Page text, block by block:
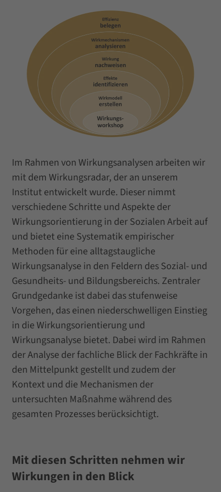
Im Rahmen von Wirkungsanalysen arbeiten wir
mit dem Wirkungsradar, der an unserem
Institut entwickelt wurde. Dieser nimmt
verschiedene Schritte und Aspekte der
Wirkungsorientierung in der Sozialen Arbeit auf
und bietet eine Systematik empirischer
Methoden für eine alltagstaugliche
Wirkungsanalyse in den Feldern des Sozial- und
Gesundheits- und Bildungsbereichs. Zentraler
Grundgedanke ist dabei das stufenweise
Vorgehen, das einen niederschwelligen Einstieg
in die Wirkungsorientierung und
Wirkungsanalyse bietet. Dabei wird im Rahmen
der Analyse der fachliche Blick der Fachkräfte in
den Mittelpunkt gestellt und zudem der
Kontext und die Mechanismen der
untersuchten Maßnahme während des
gesamten Prozesses berücksichtigt.
Mit diesen Schritten nehmen wir
Wirkungen in den Blick